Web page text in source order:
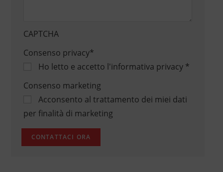
CAPTCHA
Consenso privacy*
Ho letto e accetto l'informativa privacy*
Consenso marketing
Acconsento al trattamento dei miei dati
per finalità di marketing